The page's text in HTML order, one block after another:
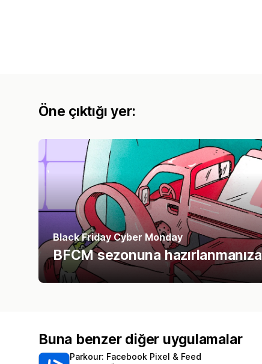
Öne çıktığı yer:
Black Friday Cyber Monday
BFCM sezonuna
Buna benzer diğer uygulamalar
Parkour: Facebook Pixel & Feed